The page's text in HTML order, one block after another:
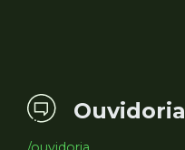
Ouvidoria